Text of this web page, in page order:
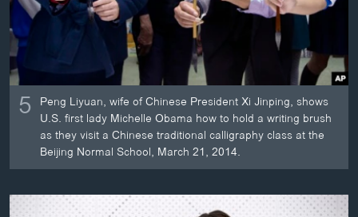
ພາສາອັງກິດ
ວີດີໂອ
ສຽງ
ລາຍການກະຈາຍສຽງ
ລາຍງານ
ຕິດຕາມພວກເຮົາ ທີ່
ພາສາຕ່າງໆ
5 Peng Liyuan, wife of Chinese President Xi Jinping, shows
U.S. first lady Michelle Obama how to hold a writing brush
as they visit a Chinese traditional calligraphy class at the
Beijing Normal School, March 21, 2014.